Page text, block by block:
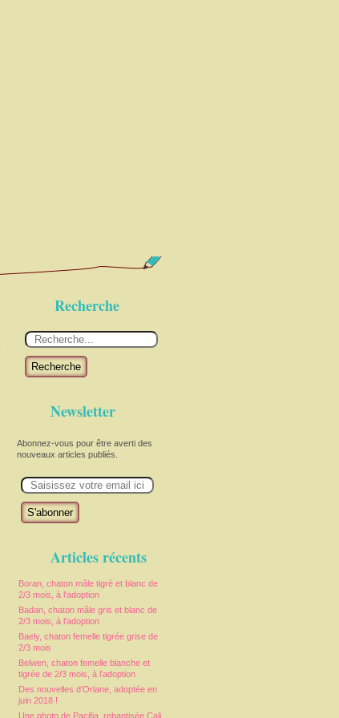
Recherche
Recherche
Newsletter
Abonnez-vous pour être averti des
nouveaux articles publiés.
m
Articles récents
Boran, chaton mâle tigré et blanc de
2/3 mois, à l'adoption
Badan, chaton mâle gris et blanc de
2/3 mois, à l'adoption
Baely, chaton femelle tigrée grise de
2/3 mois
Belwen, chaton femelle blanche et
tigrée de 2/3 mois, à l'adoption
Des nouvelles d'Orlane, adoptée en
juin 2018 !
Une photo de Pacifia, rebaptisée Cali,